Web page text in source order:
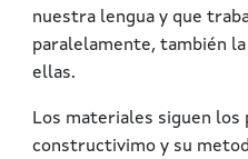
nuestra lengua y que
paralelamente, también
ellas.
Los materiales siguen los
constructivimo y su